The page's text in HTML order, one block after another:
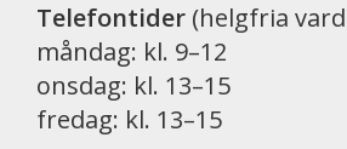
Telefontider (helgfria
måndag: kl. 9–12
onsdag: kl. 13–15
fredag: kl. 13–15